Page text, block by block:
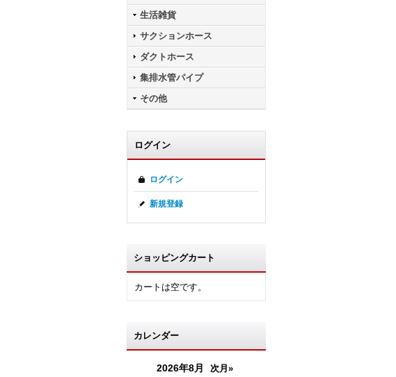
生活雑貨
サクションホース
ダクトホース
集排水管パイプ
その他
ログイン
ログイン
新規登録
ショッピングカート
カートは空です。
カレンダー
2026年8月 次月»